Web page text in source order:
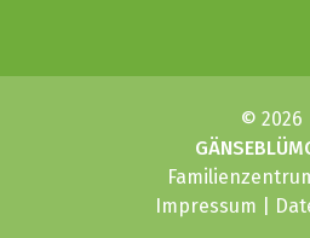
© 2026
Impressum